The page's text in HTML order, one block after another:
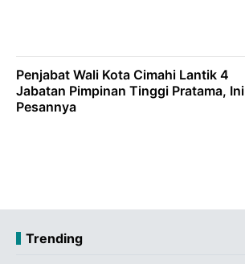
Penjabat Wali Kota Cimahi Lantik 4
Jabatan Pimpinan Tinggi Pratama, Ini
Pesannya
Trending